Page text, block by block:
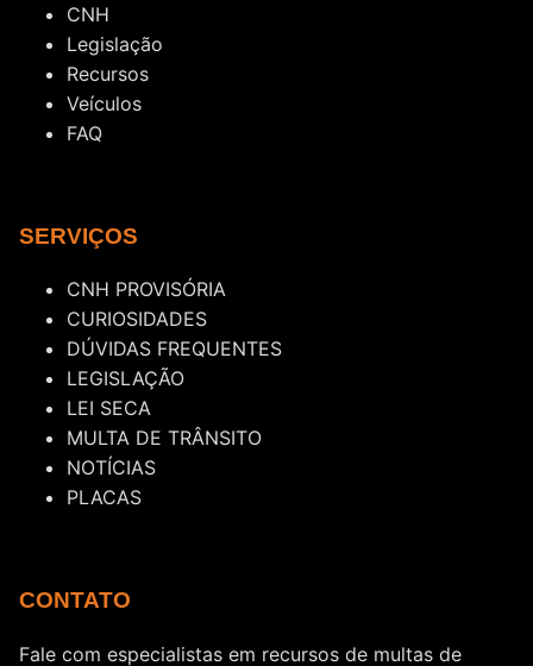
CNH
Legislação
Recursos
Veículos
FAQ
SERVIÇOS
CNH PROVISÓRIA
CURIOSIDADES
DÚVIDAS FREQUENTES
LEGISLAÇÃO
LEI SECA
MULTA DE TRÂNSITO
NOTÍCIAS
PLACAS
CONTATO
Fale com especialistas em recursos de multas de